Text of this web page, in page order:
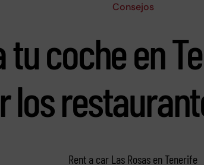
Consejos
tu coche en
los
Rent a car Las Rosas en Tenerife